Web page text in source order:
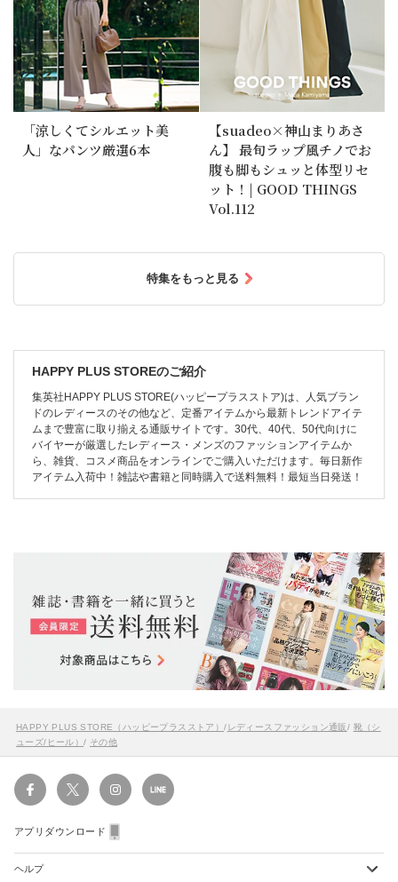
「涼しくてシルエット美
人」なパンツ厳選6本
【suadeo×神山まりあさ
ん】 最旬ラップ風チノでお
腹も脚もシュッと体型リセ
ット！| GOOD THINGS
Vol.112
特集をもっと見る
HAPPY PLUS STOREのご紹介
集英社HAPPY PLUS STORE(ハッピープラスストア)は、人気ブラン
ドのレディースのその他など、定番アイテムから最新トレンドアイテ
ムまで豊富に取り揃える通販サイトです。30代、40代、50代向けに
バイヤーが厳選したレディース・メンズのファッションアイテムか
ら、雑貨、コスメ商品をオンラインでご購入いただけます。毎日新作
アイテム入荷中！雑誌や書籍と同時購入で送料無料！最短当日発送！
HAPPY PLUS STORE（ハッピープラスストア）/レディースファッション通販/ 靴（シ
ューズ/ヒール）/ その他
アプリダウンロード
ヘルプ